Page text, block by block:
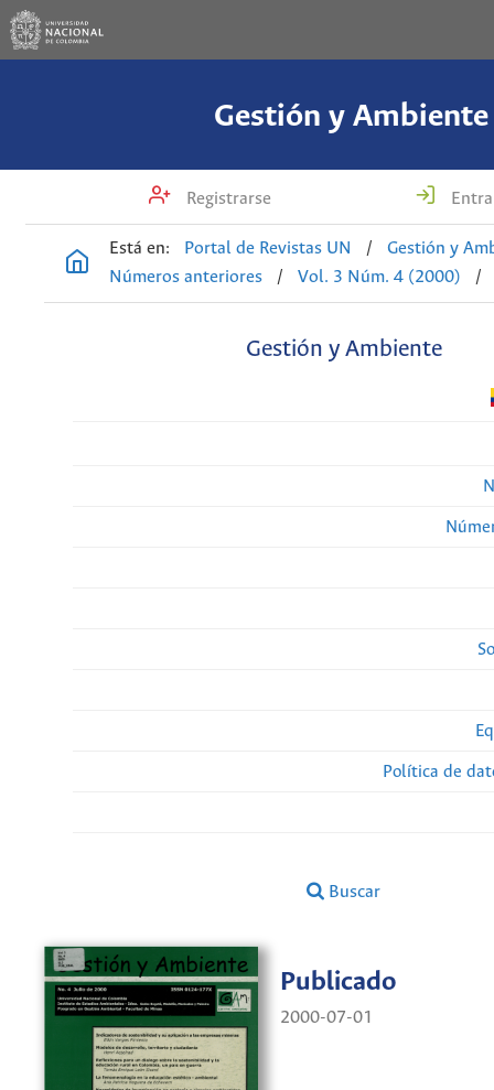
Gestión y Ambiente
Registrarse
Está en: Portal de Revistas UN /
Gestión y
Números anteriores
/ Vol. 3 Núm. 4 (2000) /
Gestión y Ambiente
Política de
Buscar
Publicado
2000-07-01